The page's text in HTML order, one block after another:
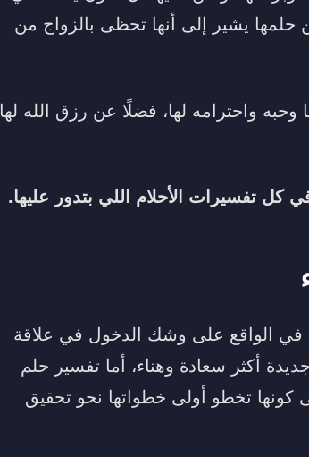
حلمها يشير إلى أنها تحظى بالزواج من
واحترامه لها، فضلًا عن رزق الله لها
كل تفسيرات الأحلام اللي بتدور عليها.
الواقع على وشك الدخول في علاقة
أكثر سعادة وهناء، أما تفسير حلم
كونها تخطو أولى خطواتها نحو تحقيق